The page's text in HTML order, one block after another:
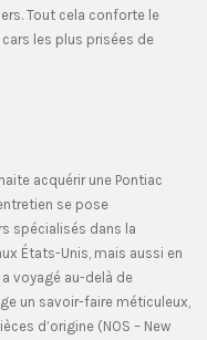
Tout cela conforte le
les plus prisées de
acquérir une Pontiac
se pose
spécialisés dans la
États-Unis, mais aussi en
voyagé au-delà de
un savoir-faire méticuleux,
d’origine (NOS – New